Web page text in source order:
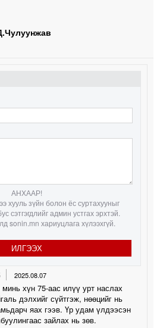
АНХААР!
хууль зүйн болон ёс суртахууныг
сэтгэгдлийг админ устгах эрхтэй.
sonin.mn хариуцлага хүлээхгүй.
ИЛГЭЭХ
2025.08.07
хүн 75-аас илүү урт наслах
дэлхийг сүйтгэж, нөөцийг нь
яах гээв. Үр удам үлдээсэн
зайлах нь зөв.